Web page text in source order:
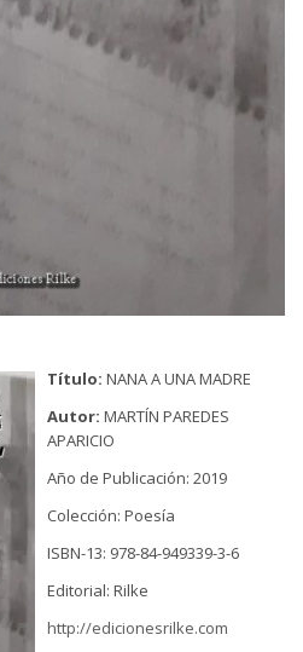
Título: NANA A UNA MADRE
Autor: MARTÍN PAREDES
APARICIO
Año de Publicación: 2019
Colección: Poesía
ISBN-13: 978-84-949339-3-6
Editorial: Rilke
http://edicionesrilke.com